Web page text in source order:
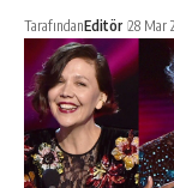
TarafındanEditör 28 Mar